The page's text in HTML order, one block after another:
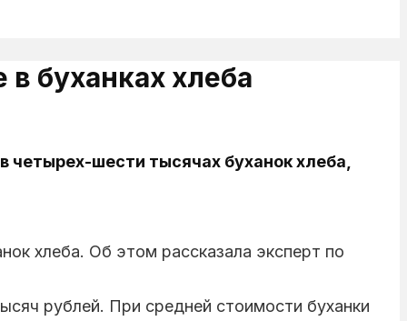
буханках хлеба
четырех-шести тысячах буханок хлеба,
хлеба. Об этом рассказала эксперт по
рублей. При средней стоимости буханки